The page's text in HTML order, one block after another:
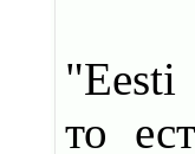
"Eesti
то